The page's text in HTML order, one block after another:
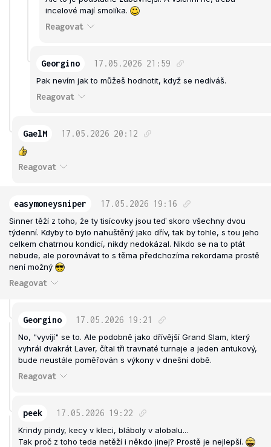
incelové mají smolíka.
Reagovat
Georgino 17.05.2026 21:59
Pak nevím jak to můžeš hodnotit, když se nedíváš.
Reagovat
GaelM 17.05.2026 20:12
Reagovat
easymoneysniper 17.05.2026 19:16
Sinner těží z toho, že ty tisícovky jsou teď skoro všechny dvou
týdenní. Kdyby to bylo nahuštěný jako dřív, tak by tohle, s tou jeho
celkem chatrnou kondicí, nikdy nedokázal. Nikdo se na to ptát
nebude, ale porovnávat to s těma předchozíma rekordama prostě
není možný
Reagovat
Georgino 17.05.2026 19:21
No, "vyvíjí" se to. Ale podobně jako dřívější Grand Slam, který
vyhrál dvakrát Laver, čítal tři travnaté turnaje a jeden antukový,
bude neustále poměřován s výkony v dnešní době.
Reagovat
peek 17.05.2026 19:22
Krindy pindy, kecy v kleci, bláboly v alobalu...
Tak proč z toho teda netěží i někdo jinej? Prostě je nejlepší.